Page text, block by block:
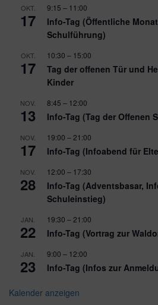
OKT.
17
9:15 – 11:00
Info-Tag (Öffentliche
Schulführung)
OKT.
17
10:30 – 15:00
Tag der offenen Tür und
Kinder
NOV.
13
8:45 – 12:00
Info-Tag (Tag der Offenen
NOV.
17
19:00 – 21:00
Info-Tag (Infoabend für
NOV.
28
12:00 – 17:30
Info-Tag (Adventsbasar,
Schuleinstieg)
JAN.
22
19:30 – 21:00
Info-Tag (Vortrag zur
JAN.
23
9:00 – 12:00
Info-Tag (Infos zur
Kalender anzeigen